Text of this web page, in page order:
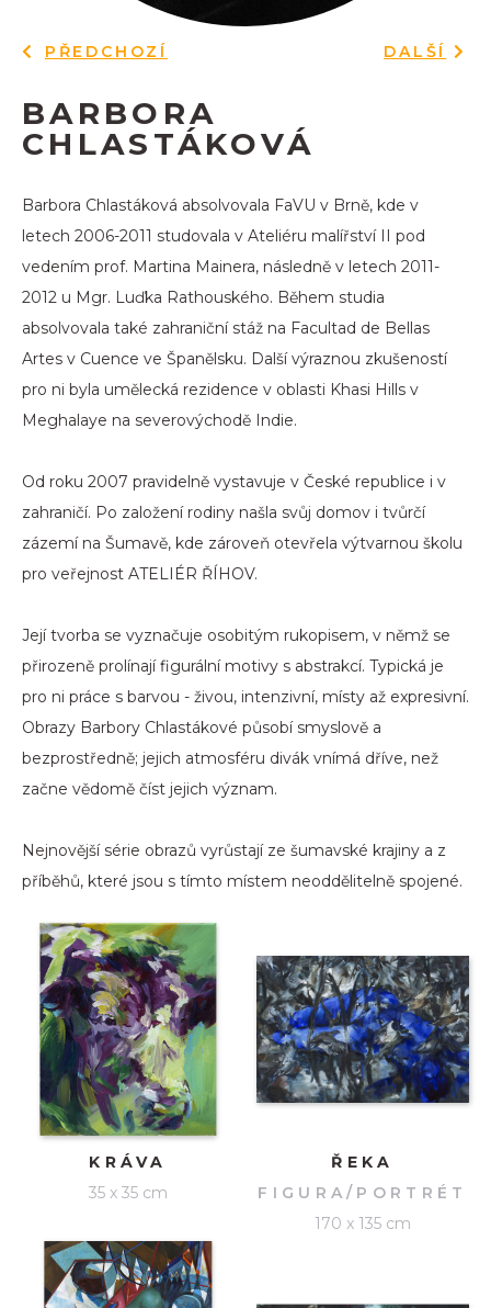
PŘEDCHOZÍ DALŠÍ
BARBORA
CHLASTÁKOVÁ
Barbora Chlastáková absolvovala FaVU v Brně, kde v
letech 2006-2011 studovala v Ateliéru malířství II pod
vedením prof. Martina Mainera, následně v letech 2011-
2012 u Mgr. Luďka Rathouského. Během studia
absolvovala také zahraniční stáž na Facultad de Bellas
Artes v Cuence ve Španělsku. Další výraznou zkušeností
pro ni byla umělecká rezidence v oblasti Khasi Hills v
Meghalaye na severovýchodě Indie.
Od roku 2007 pravidelně vystavuje v České republice i v
zahraničí. Po založení rodiny našla svůj domov i tvůrčí
zázemí na Šumavě, kde zároveň otevřela výtvarnou školu
pro veřejnost ATELIÉR ŘÍHOV.
Její tvorba se vyznačuje osobitým rukopisem, v němž se
přirozeně prolínají figurální motivy s abstrakcí. Typická je
pro ni práce s barvou - živou, intenzivní, místy až expresivní.
Obrazy Barbory Chlastákové působí smyslově a
bezprostředně; jejich atmosféru divák vnímá dříve, než
začne vědomě číst jejich význam.
Nejnovější série obrazů vyrůstají ze šumavské krajiny a z
příběhů, které jsou s tímto místem neoddělitelně spojené.
KRÁVA
35 x 35 cm
ŘEKA
FIGURA/PORTRÉT
170 x 135 cm